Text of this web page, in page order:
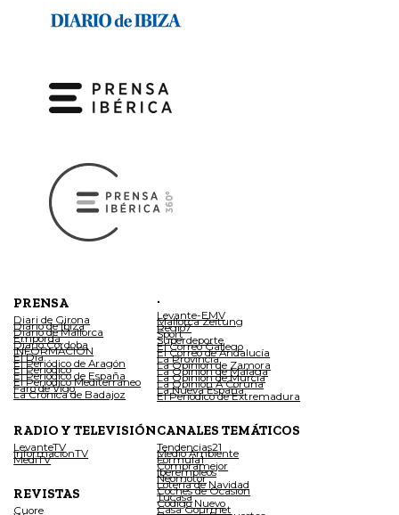
PRENSA
Diari de Girona
Diario de Ibiza
Diario de Mallorca
Empordà
Diario Córdoba
INFORMACIÓN
El Día
El Periódico de Aragón
El Periódico
El Periódico de España
El Periódico Mediterráneo
Faro de Vigo
La Crónica de Badajoz
.
Levante-EMV
Mallorca Zeitung
Regio7
Sport
Superdeporte
El Correo Gallego
El Correo de Andalucía
La Provincia
La Opinión de Zamora
La Opinión de Málaga
La Opinión de Murcia
La Opinión A Coruña
La Nueva España
El Periódico de Extremadura
RADIO Y TELEVISIÓN
LevanteTV
InformacionTV
MediTV
REVISTAS
Cuore
CANALES TEMÁTICOS
Tendencias21
Medio Ambiente
Fórmula1
Compramejor
Iberempleos
Neomotor
Lotería de Navidad
Coches de Ocasión
Tucasa
Código Nuevo
Casa Gourmet